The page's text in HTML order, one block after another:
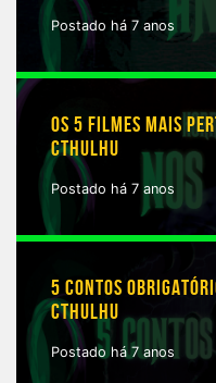
Postado há 7 anos
OS 5 FILMES MAIS
CTHULHU
Postado há 7 anos
5 CONTOS
CTHULHU
Postado há 7 anos